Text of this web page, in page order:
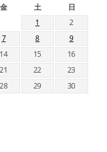
金 土
日
1
2
7 8
9
14 15
16
21 22
23
28 29
30